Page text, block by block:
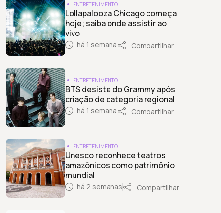
ENTRETENIMENTO
Lollapalooza Chicago começa
hoje; saiba onde assistir ao
vivo
há 1 semana Compartilhar
ENTRETENIMENTO
BTS desiste do Grammy após
criação de categoria regional
há 1 semana Compartilhar
ENTRETENIMENTO
Unesco reconhece teatros
amazônicos como patrimônio
mundial
há 2 semanas Compartilhar